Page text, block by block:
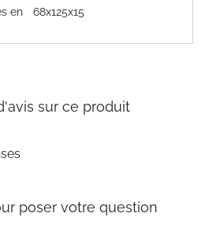
en
68x125x15
sur ce produit
poser votre question